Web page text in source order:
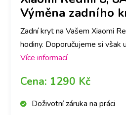
Výměna zadního
Zadní kryt na Vašem Xiaomi
hodiny. Doporučujeme si však
zavolat na vybranou pobočku,
Více informací
Cena: 1290 Kč
Doživotní záruka na práci